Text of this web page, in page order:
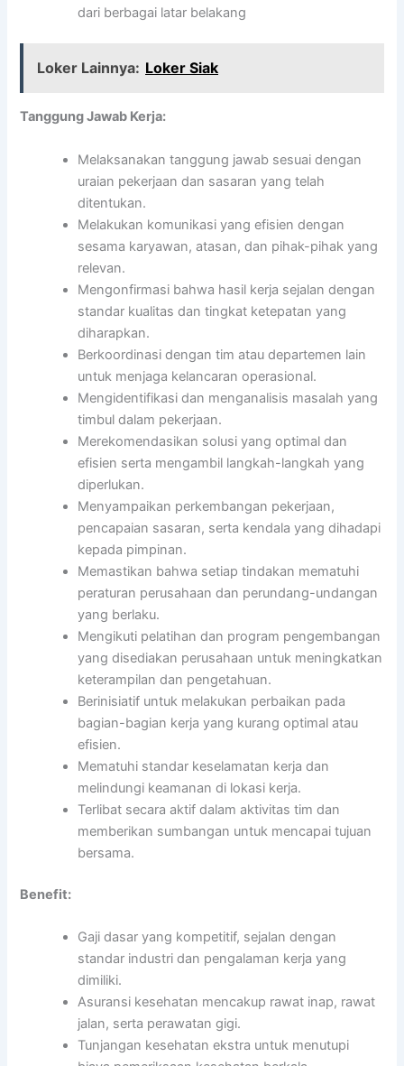
dari berbagai latar belakang
Loker Lainnya: Loker Siak
Tanggung Jawab Kerja:
Melaksanakan tanggung jawab sesuai dengan
uraian pekerjaan dan sasaran yang telah
ditentukan.
Melakukan komunikasi yang efisien dengan
sesama karyawan, atasan, dan pihak-pihak yang
relevan.
Mengonfirmasi bahwa hasil kerja sejalan dengan
standar kualitas dan tingkat ketepatan yang
diharapkan.
Berkoordinasi dengan tim atau departemen lain
untuk menjaga kelancaran operasional.
Mengidentifikasi dan menganalisis masalah yang
timbul dalam pekerjaan.
Merekomendasikan solusi yang optimal dan
efisien serta mengambil langkah-langkah yang
diperlukan.
Menyampaikan perkembangan pekerjaan,
pencapaian sasaran, serta kendala yang dihadapi
kepada pimpinan.
Memastikan bahwa setiap tindakan mematuhi
peraturan perusahaan dan perundang-undangan
yang berlaku.
Mengikuti pelatihan dan program pengembangan
yang disediakan perusahaan untuk meningkatkan
keterampilan dan pengetahuan.
Berinisiatif untuk melakukan perbaikan pada
bagian-bagian kerja yang kurang optimal atau
efisien.
Mematuhi standar keselamatan kerja dan
melindungi keamanan di lokasi kerja.
Terlibat secara aktif dalam aktivitas tim dan
memberikan sumbangan untuk mencapai tujuan
bersama.
Benefit:
Gaji dasar yang kompetitif, sejalan dengan
standar industri dan pengalaman kerja yang
dimiliki.
Asuransi kesehatan mencakup rawat inap, rawat
jalan, serta perawatan gigi.
Tunjangan kesehatan ekstra untuk menutupi